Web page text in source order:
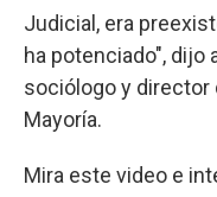
Judicial, era
ha potenciado", dijo
sociólogo y director
Mayoría.
Mira este video e